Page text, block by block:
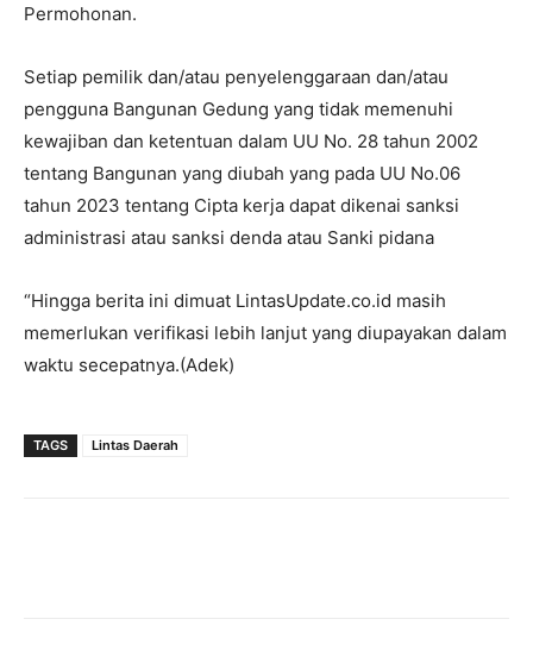
Permohonan.
Setiap pemilik dan/atau penyelenggaraan dan/atau
pengguna Bangunan Gedung yang tidak memenuhi
kewajiban dan ketentuan dalam UU No. 28 tahun 2002
tentang Bangunan yang diubah yang pada UU No.06
tahun 2023 tentang Cipta kerja dapat dikenai sanksi
administrasi atau sanksi denda atau Sanki pidana
“Hingga berita ini dimuat LintasUpdate.co.id masih
memerlukan verifikasi lebih lanjut yang diupayakan dalam
waktu secepatnya.(Adek)
TAGS Lintas Daerah